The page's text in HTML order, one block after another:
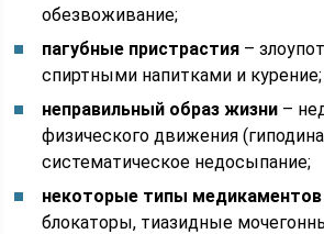
обезвоживание;
пагубные пристрастия –
спиртными напитками и курение;
неправильный образ жизни –
физического движения
систематическое недосыпание;
некоторые типы медикаментов
блокаторы, тиазидные